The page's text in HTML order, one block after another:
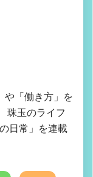
や「働き方」を
珠玉のライフ
日常」を連載